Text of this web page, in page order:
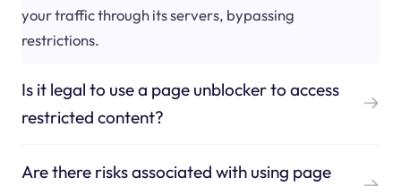
your traffic through its servers, bypassing
restrictions.
Is it legal to use a page unblocker to access
restricted content?
Are there risks associated with using page